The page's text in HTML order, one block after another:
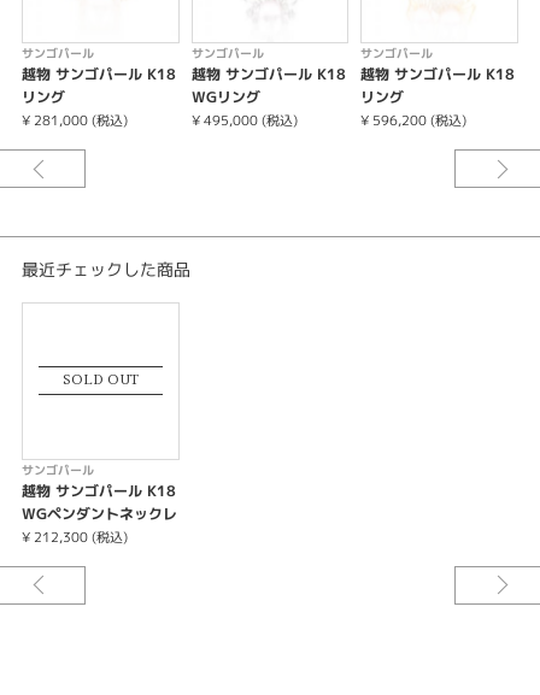
サンゴパール
越物 サンゴパール K18
リング
¥ 281,000 (税込)
サンゴパール
越物 サンゴパール K18
WGリング
¥ 495,000 (税込)
サンゴパール
越物 サンゴパール K18
リング
¥ 596,200 (税込)
最近チェックした商品
SOLD OUT
サンゴパール
越物 サンゴパール K18
WGペンダントネックレ
ス
¥ 212,300 (税込)